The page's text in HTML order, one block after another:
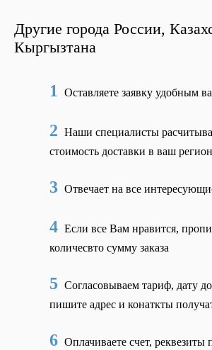
Другие города России,
Кыргызтана
1 Оставляете заявку удобным
2 Наши специалисты
стоимость доставки в ваш регион
3 Отвечает на все
4 Если все Вам нравится,
количесвто сумму заказа
5 Согласовываем тариф, дату
пишите адрес и конаткты
6 Оплачиваете счет, реквезиты